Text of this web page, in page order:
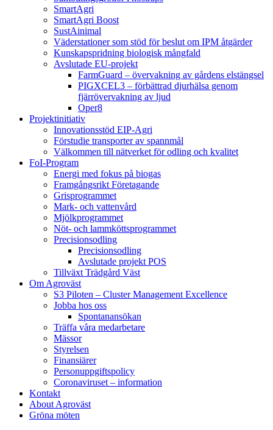
SmartAgri
SmartAgri Boost
SustAinimal
Väderstationer som stöd för beslut om IPM åtgärder
Kunskapspridning biologisk mångfald
Avslutade EU-projekt
FarmGuard – övervakning av gårdens elstängsel
PIGXCEL3 – förbättrad djurhälsa genom
fjärrövervakning av ljud
Oper8
Projektinitiativ
Innovationsstöd EIP-Agri
Förstudie transporter av spannmål
Välkommen till nätverket för odling och kvalitet
FoI-Program
Energi med fokus på biogas
Framgångsrikt Företagande
Grisprogrammet
Mark- och vattenvård
Mjölkprogrammet
Nöt- och lammköttsprogrammet
Precisionsodling
Precisionsodling
Avslutade projekt POS
Tillväxt Trädgård Väst
Om Agroväst
S3 Piloten – Cluster Management Excellence
Jobba hos oss
Spontanansökan
Träffa våra medarbetare
Mässor
Styrelsen
Finansiärer
Personuppgiftspolicy
Coronaviruset – information
Kontakt
About Agroväst
Gröna möten